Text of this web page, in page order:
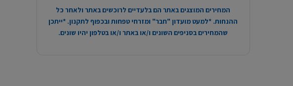
המחירים המוצגים באתר הם בלעדיים לרוכשים באתר ולאחר כל
ההנחות. *למעט מועדון "חבר" ומזרחי טפחות ובכפוף לתקנון. *ייתכן
שהמחירים בסניפים השונים ו/או באתר ו/או בטלפון יהיו שונים.